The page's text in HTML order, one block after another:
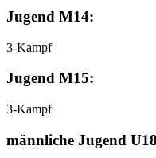
Jugend M14:
3-Kampf
Jugend M15:
3-Kampf
männliche Jugend